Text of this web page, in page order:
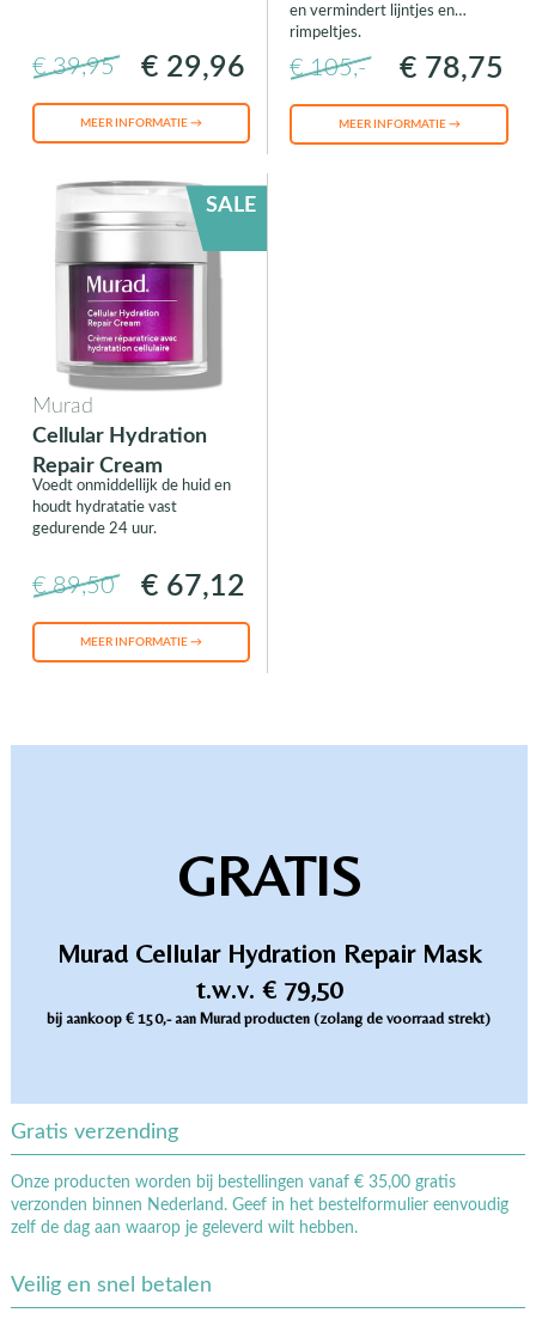
€ 39,95 € 29,96
MEER INFORMATIE →
en vermindert lijntjes en
rimpeltjes.
€ 105,- € 78,75
MEER INFORMATIE →
SALE
Murad
Cellular Hydration
Repair Cream
Voedt onmiddellijk de huid en
houdt hydratatie vast
gedurende 24 uur.
€ 89,50 € 67,12
MEER INFORMATIE →
GRATIS
Murad Cellular Hydration Repair Mask
t.w.v. € 79,50
bij aankoop € 150,- aan Murad producten (zolang de voorraad strekt)
Gratis verzending
Onze producten worden bij bestellingen vanaf € 35,00 gratis
verzonden binnen Nederland. Geef in het bestelformulier eenvoudig
zelf de dag aan waarop je geleverd wilt hebben.
Veilig en snel betalen